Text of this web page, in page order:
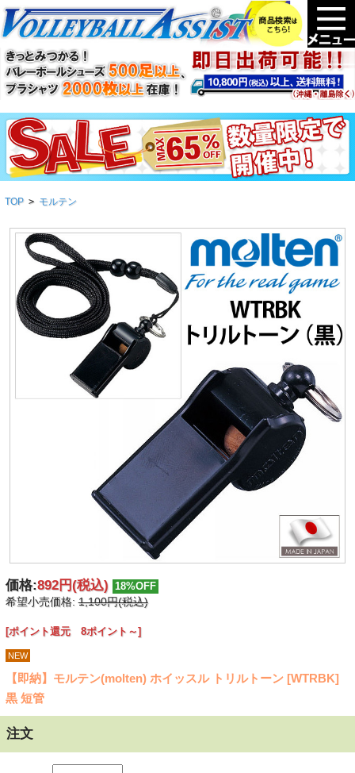
TOP > モルテン
価格:892円(税込) 18%OFF
希望小売価格:1,100円(税込)
[ポイント還元 8ポイント～]
NEW
【即納】モルテン(molten) ホイッスル トリルトーン [WTRBK]
黒 短管
注文